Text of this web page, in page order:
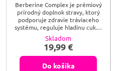
Berberine Complex je prémiový
prírodný doplnok stravy, ktorý
podporuje zdravie tráviaceho
systému, reguluje hladinu cukru
v krvi a posilňuje imunitný
systém. Tento produkt obsahuje
vysoko kvalitný berberín, ktorý je
známy svojimi silnými
protizápalovými,
Skladom
19,99 €
Do košíka